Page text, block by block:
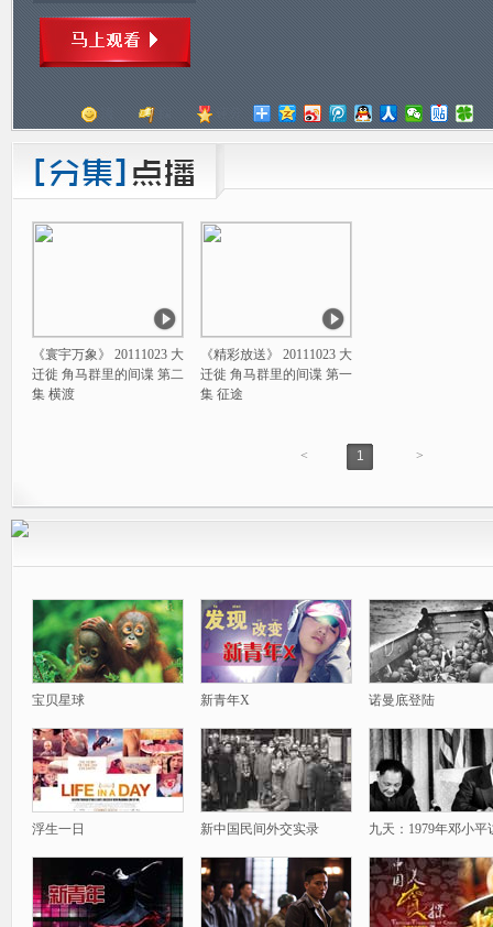
《寰宇万象》 20111023 大
迁徙 角马群里的间谍 第二
集 横渡
《精彩放送》 20111023 大
迁徙 角马群里的间谍 第一
集 征途
< 1 >
宝贝星球 新青年X 诺曼底登陆
浮生一日 新中国民间外交实录 九天：1979年邓小平